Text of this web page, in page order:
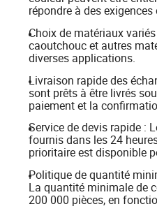
répondre à des
Choix de matériaux
caoutchouc et autres
diverses applications.
Livraison rapide des
sont prêts à être livrés
paiement et la
Service de devis rapide :
fournis dans les 24
prioritaire est disponible
Politique de quantité
La quantité minimale de
200 000 pièces, en